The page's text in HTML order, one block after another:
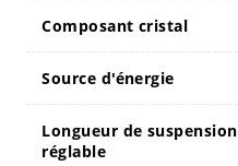
Composant cristal
Source d'énergie
Longueur de suspension
réglable